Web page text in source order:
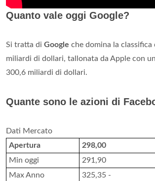
Quanto vale oggi Google?
Si tratta di Google che domina la
miliardi di dollari, tallonata da Apple con
300,6 miliardi di dollari.
Quante sono le azioni di
Dati Mercato
Apertura
298,00
Min oggi
291,90
Max Anno
325,35 -